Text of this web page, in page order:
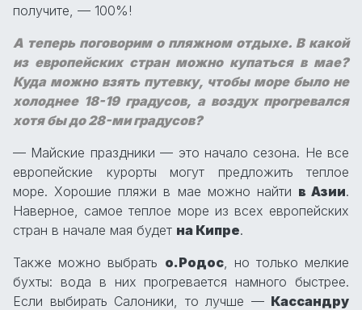
получите, — 100%!
А теперь поговорим о пляжном отдыхе. В какой
из европейских стран можно купаться в мае?
Куда можно взять путевку, чтобы море было не
холоднее 18-19 градусов, а воздух прогревался
хотя бы до 28-ми градусов?
— Майские праздники — это начало сезона. Не все
европейские курорты могут предложить теплое
море. Хорошие пляжи в мае можно найти в Азии.
Наверное, самое теплое море из всех европейских
стран в начале мая будет на Кипре.
Также можно выбрать о.Родос, но только мелкие
бухты: вода в них прогревается намного быстрее.
Если выбирать Салоники, то лучше — Кассандру